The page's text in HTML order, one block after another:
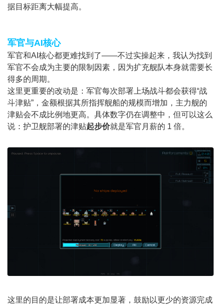
据目标距离大幅提高。
军官与AI核心
军官和AI核心都更难找到了——不过实操起来，我认为找到
军官不会成为主要的限制因素，因为扩充舰队本身就需要长
得多的周期。
这里更重要的改动是：军官每次部署上场战斗都会获得“战
斗津贴”，金额根据其所指挥舰船的规模而增加，主力舰的
津贴会不成比例地更高。具体数字仍在调整中，但可以这么
说：护卫舰部署的津贴起步价就是军官月薪的 1 倍。
这里的目的是让部署成本更加显著，鼓励以更少的资源完成